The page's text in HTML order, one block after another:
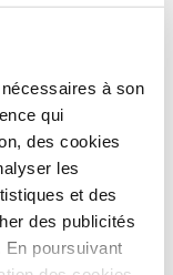
à son
qui
des cookies
les
et des
des publicités
En poursuivant
en termes
d’accroître votre
préparer votre
des revenus
nombreuses
pour soutenir